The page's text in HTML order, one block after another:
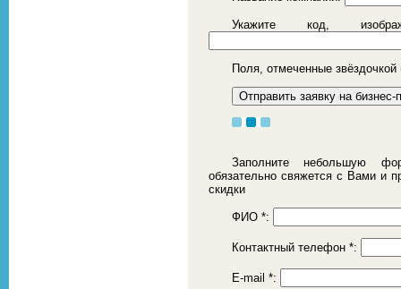
Укажите код,
Поля, отмеченные звёздочкой
Заполните небольшую
обязательно свяжется с Вами и
скидки
ФИО *:
Контактный телефон *:
E-mail *: